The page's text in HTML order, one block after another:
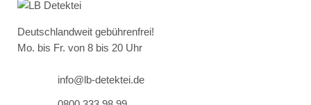
Deutschlandweit gebührenfrei!
Mo. bis Fr. von 8 bis 20 Uhr
info@lb-detektei.de